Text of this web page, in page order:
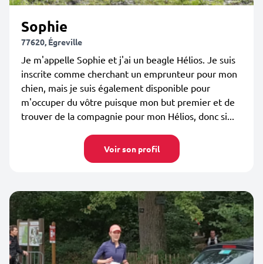
Sophie
77620, Égreville
Je m'appelle Sophie et j'ai un beagle Hélios. Je suis
inscrite comme cherchant un emprunteur pour mon
chien, mais je suis également disponible pour
m'occuper du vôtre puisque mon but premier et de
trouver de la compagnie pour mon Hélios, donc si...
Voir son profil